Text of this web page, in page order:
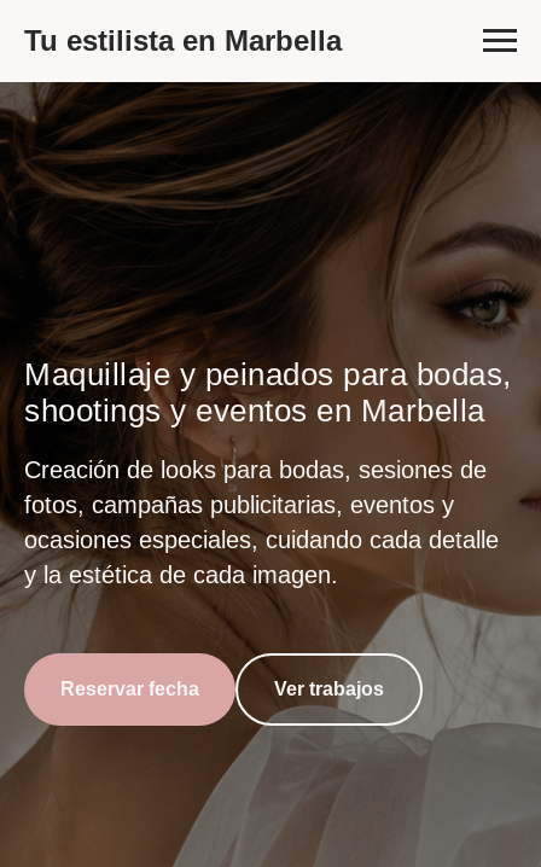
Tu estilista en Marbella
Maquillaje y peinados para bodas,
shootings y eventos en Marbella
Creación de looks para bodas, sesiones de
fotos, campañas publicitarias, eventos y
ocasiones especiales, cuidando cada detalle
y la estética de cada imagen.
Reservar fecha Ver trabajos